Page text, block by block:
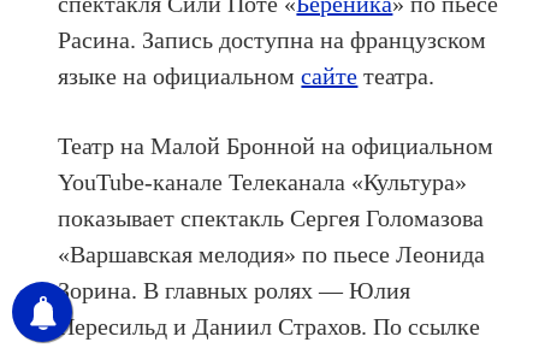
Расина. Запись доступна на французском
языке на официальномсайте театра.
Театр на Малой Бронной на официальном
YouTube-канале Телеканала «Культура»
показывает спектакль Сергея Голомазова
«Варшавская мелодия» по пьесе Леонида
Зорина. В главных ролях — Юлия
Пересильд и Даниил Страхов. По ссылке